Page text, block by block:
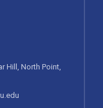
Hill, North Point,